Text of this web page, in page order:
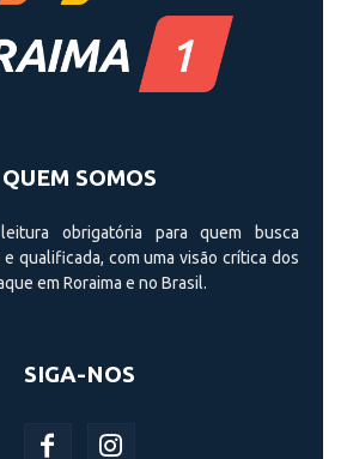
QUEM SOMOS
obrigatória para quem busca
qualificada, com uma visão crí­tica dos
em Roraima e no Brasil.
SIGA-NOS